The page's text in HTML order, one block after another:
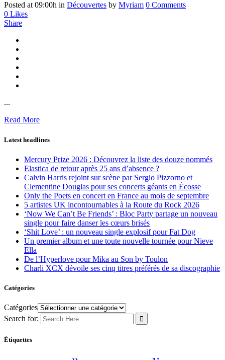
Posted at 09:00h in Découvertes by Myriam 0 Comments
0 Likes
Share
...
Read More
Latest headlines
Mercury Prize 2026 : Découvrez la liste des douze nommés
Elastica de retour après 25 ans d’absence ?
Calvin Harris rejoint sur scène par Sergio Pizzorno et
Clementine Douglas pour ses concerts géants en Écosse
Only the Poets en concert en France au mois de septembre
5 artistes UK incontournables à la Route du Rock 2026
‘Now We Can’t Be Friends’ : Bloc Party partage un nouveau
single pour faire danser les cœurs brisés
‘Shit Love’ : un nouveau single explosif pour Fat Dog
Un premier album et une toute nouvelle tournée pour Nieve
Ella
De l’Hyperlove pour Mika au Son by Toulon
Charli XCX dévoile ses cinq titres préférés de sa discographie
Catégories
Catégories
Search for:
Étiquettes